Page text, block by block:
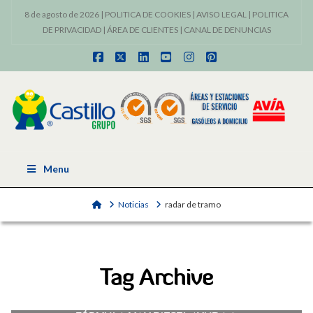
8 de agosto de 2026 | POLITICA DE COOKIES | AVISO LEGAL | POLITICA
DE PRIVACIDAD| ÁREA DE CLIENTES| CANAL DE DENUNCIAS
Facebook
X LinkedInYouTubeInstagram
Pinterest
Menu
HomeNoticias radar de tramo
Tag Archive